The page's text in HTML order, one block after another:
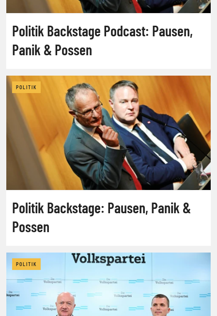
Politik Backstage Podcast: Pausen,
Panik & Possen
POLITIK
Politik Backstage: Pausen, Panik &
Possen
POLITIK